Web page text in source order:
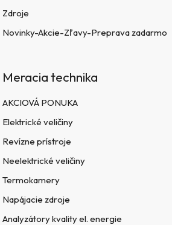
Zdroje
Novinky-Akcie-Zľavy-Preprava zadarmo
Meracia technika
AKCIOVÁ PONUKA
Elektrické veličiny
Revízne prístroje
Neelektrické veličiny
Termokamery
Napájacie zdroje
Analyzátory kvality el. energie